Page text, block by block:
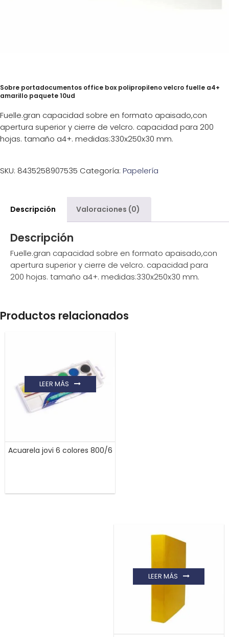
Sobre portadocumentos office box polipropileno velcro fuelle a4+
amarillo paquete 10ud
Fuelle.gran capacidad sobre en formato apaisado,con
apertura superior y cierre de velcro. capacidad para 200
hojas. tamaño a4+. medidas:330x250x30 mm.
SKU: 8435258907535 Categoría: Papelería
Descripción Valoraciones (0)
Descripción
Fuelle.gran capacidad sobre en formato apaisado,con
apertura superior y cierre de velcro. capacidad para
200 hojas. tamaño a4+. medidas:330x250x30 mm.
Productos relacionados
Acuarela jovi 6 colores 800/6
LEER MÁS
LEER MÁS